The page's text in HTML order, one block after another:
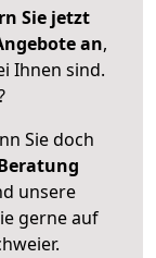
Sie jetzt
an,
Ihnen sind.
Sie doch
unsere
gerne auf